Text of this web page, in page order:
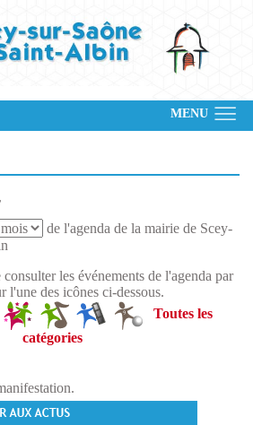
MENU
de l'agenda de la mairie de Scey-
les événements de l'agenda par
l'une des icônes ci-dessous.
Toutes les
catégories